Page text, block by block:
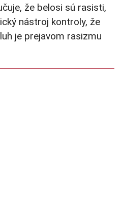
že belosi sú rasisti,
nástroj kontroly, že
je prejavom rasizmu